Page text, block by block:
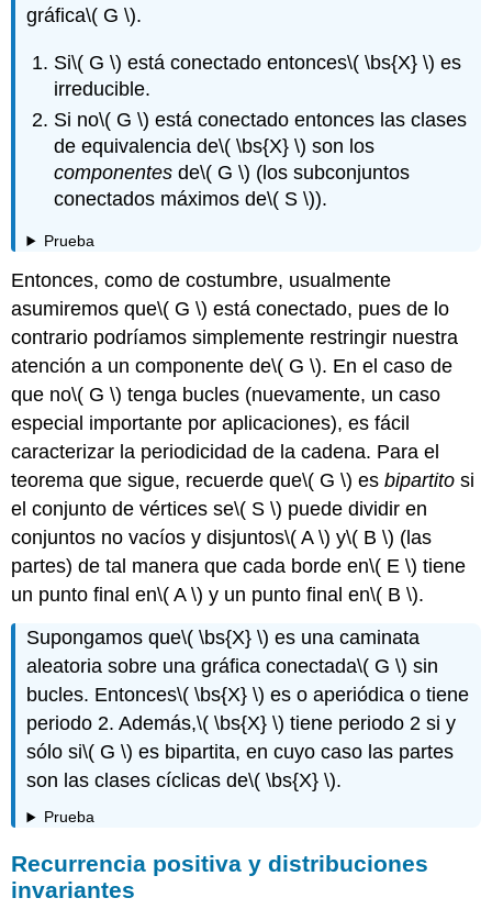
gráfica\( G \).
Si\( G \) está conectado entonces\( \bs{X} \) es
irreducible.
Si no\( G \) está conectado entonces las clases
de equivalencia de\( \bs{X} \) son los
componentes de\( G \) (los subconjuntos
conectados máximos de\( S \)).
Prueba
Entonces, como de costumbre, usualmente
asumiremos que\( G \) está conectado, pues de lo
contrario podríamos simplemente restringir nuestra
atención a un componente de\( G \). En el caso de
que no\( G \) tenga bucles (nuevamente, un caso
especial importante por aplicaciones), es fácil
caracterizar la periodicidad de la cadena. Para el
teorema que sigue, recuerde que\( G \) esbipartito si
el conjunto de vértices se\( S \) puede dividir en
conjuntos no vacíos y disjuntos\( A \) y\( B \) (las
partes) de tal manera que cada borde en\( E \) tiene
un punto final en\( A \) y un punto final en\( B \).
Supongamos que\( \bs{X} \) es una caminata
aleatoria sobre una gráfica conectada\( G \) sin
bucles. Entonces\( \bs{X} \) es o aperiódica o tiene
periodo 2. Además,\( \bs{X} \) tiene periodo 2 si y
sólo si\( G \) es bipartita, en cuyo caso las partes
son las clases cíclicas de\( \bs{X} \).
Prueba
Recurrencia positiva y distribuciones
invariantes